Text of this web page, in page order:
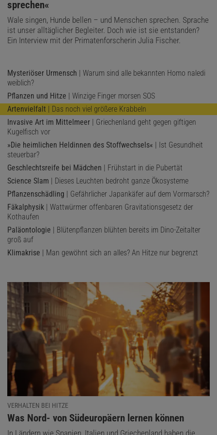
sprechen«
Wale singen, Hunde bellen – und Menschen sprechen. Sprache
ist unser alltäglicher Begleiter. Doch wie ist sie entstanden?
Ein Interview mit der Primatenforscherin Julia Fischer.
Mysteriöser Urmensch | Warum sind alle bekannten Homo naledi
weiblich?
Pflanzen und Hitze | Winzige Finger morsen SOS
Artenvielfalt | Das noch viel größere Krabbeln
Invasive Art im Mittelmeer | Griechenland geht gegen giftigen
Kugelfisch vor
»Die heimlichen Heldinnen des Stoffwechsels« | Ist Gesundheit
steuerbar?
Geschlechtsreife bei Mädchen | Frühstart in die Pubertät
Science Slam | Dieses Leuchten bedroht ganze Ökosysteme
Pflanzenschädling | Gefährlicher Japankäfer auf dem Vormarsch?
Fäkalphysik | Wattwürmer offenbaren Gravitationsgesetz der
Kothaufen
Paläontologie | Blütenpflanzen blühten bereits im Dino-Zeitalter
groß auf
Klimakrise | Man gewöhnt sich an alles? An Hitze nur begrenzt
VERHALTEN BEI HITZE
:
Was Nord- von Südeuropäern lernen können
In Ländern wie Spanien, Italien und Griechenland haben die